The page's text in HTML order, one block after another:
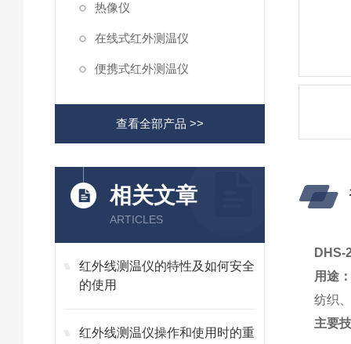
热像仪
在线式红外测温仪
便携式红外测温仪
查看全部产品 >>
相关文章
ARTICLES
红外线测温仪的特性及如何安全
的使用
红外线测温仪操作和使用时的重
DHS-
用途
纺织
主要